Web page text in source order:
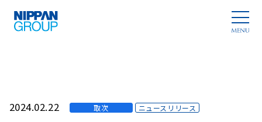
2024.02.22 取次 ニュースリリース